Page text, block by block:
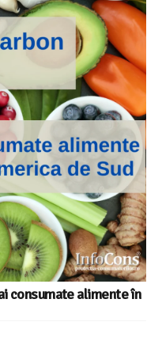
consumate alimente în